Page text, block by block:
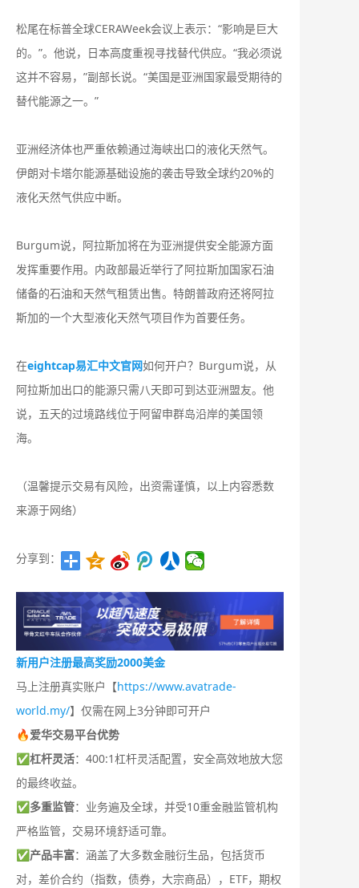
松尾在标普全球CERAWeek会议上表示：“影响是巨大
的。”。他说，日本高度重视寻找替代供应。“我必须说
这并不容易，”副部长说。“美国是亚洲国家最受期待的
替代能源之一。”
亚洲经济体也严重依赖通过海峡出口的液化天然气。
伊朗对卡塔尔能源基础设施的袭击导致全球约20%的
液化天然气供应中断。
Burgum说，阿拉斯加将在为亚洲提供安全能源方面
发挥重要作用。内政部最近举行了阿拉斯加国家石油
储备的石油和天然气租赁出售。特朗普政府还将阿拉
斯加的一个大型液化天然气项目作为首要任务。
在eightcap易汇中文官网如何开户？Burgum说，从
阿拉斯加出口的能源只需八天即可到达亚洲盟友。他
说，五天的过境路线位于阿留申群岛沿岸的美国领
海。
（温馨提示交易有风险，出资需谨慎，以上内容悉数
来源于网络）
分享到：
新用户注册最高奖励2000美金
马上注册真实账户【https://www.avatrade-
world.my/】仅需在网上3分钟即可开户
🔥爱华交易平台优势
✅杠杆灵活：400:1杠杆灵活配置，安全高效地放大您
的最终收益。
✅多重监管：业务遍及全球，并受10重金融监管机构
严格监管，交易环境舒适可靠。
✅产品丰富：涵盖了大多数金融衍生品，包括货币
对，差价合约（指数，债券，大宗商品），ETF，期权